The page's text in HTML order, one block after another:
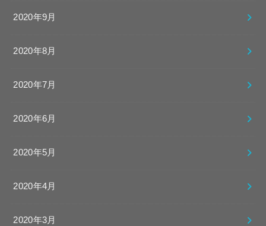
2020年9月
2020年8月
2020年7月
2020年6月
2020年5月
2020年4月
2020年3月